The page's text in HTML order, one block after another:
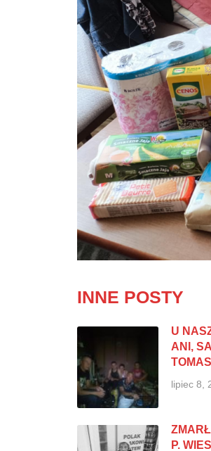
INNE POSTY
U
ANI,
lipiec 8,
P.